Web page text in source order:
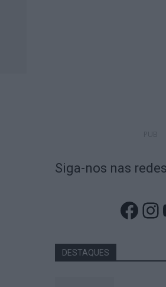
Siga-nos nas
DESTAQUES